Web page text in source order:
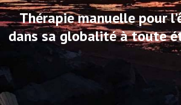
Thérapie manuelle pour
dans sa globalité à toute